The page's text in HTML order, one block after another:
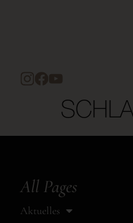
All Pages
Aktuelles